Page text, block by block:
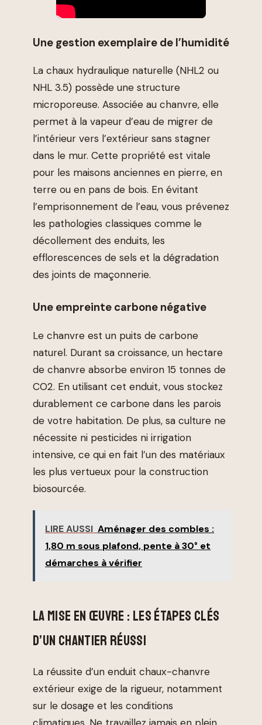
Une gestion exemplaire de l’humidité
La chaux hydraulique naturelle (NHL2 ou
NHL 3.5) possède une structure
microporeuse. Associée au chanvre, elle
permet à la vapeur d’eau de migrer de
l’intérieur vers l’extérieur sans stagner
dans le mur. Cette propriété est vitale
pour les maisons anciennes en pierre, en
terre ou en pans de bois. En évitant
l’emprisonnement de l’eau, vous prévenez
les pathologies classiques comme le
décollement des enduits, les
efflorescences de sels et la dégradation
des joints de maçonnerie.
Une empreinte carbone négative
Le chanvre est un puits de carbone
naturel. Durant sa croissance, un hectare
de chanvre absorbe environ 15 tonnes de
CO2. En utilisant cet enduit, vous stockez
durablement ce carbone dans les parois
de votre habitation. De plus, sa culture ne
nécessite ni pesticides ni irrigation
intensive, ce qui en fait l’un des matériaux
les plus vertueux pour la construction
biosourcée.
LIRE AUSSI Aménager des combles :
1,80 m sous plafond, pente à 30° et
démarches à vérifier
LA MISE EN ŒUVRE : LES ÉTAPES CLÉS
D’UN CHANTIER RÉUSSI
La réussite d’un enduit chaux-chanvre
extérieur exige de la rigueur, notamment
sur le dosage et les conditions
climatiques. Ne travaillez jamais en plein